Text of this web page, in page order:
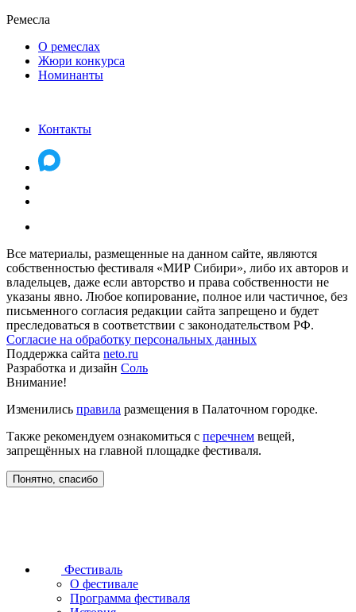
Ремесла
О ремеслах
Жюри конкурса
Номинанты
Контакты
Все материалы, размещенные на данном сайте, являются
собственностью фестиваля «МИР Сибири», либо их авторов и
владельцев, даже если авторство и права собственности не
указаны явно. Любое копирование, полное или частичное, без
письменного согласия редакции сайта запрещено и будет
преследоваться в соответствии с законодательством РФ.
Согласие на обработку персональных данных
Поддержка сайта neto.ru
Разработка и дизайн Соль
Внимание!
Изменились правила размещения в Палаточном городке.
Также рекомендуем ознакомиться с перечнем вещей,
запрещённых на главной площадке фестиваля.
Понятно, спасибо
Фестиваль
О фестивале
Программа фестиваля